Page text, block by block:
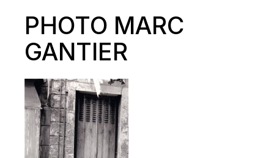
PHOTO MARC
GANTIER